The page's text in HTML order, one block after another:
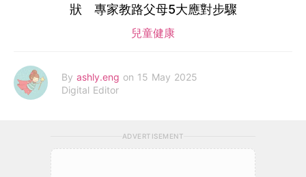
狀 專家教路父母5大應對步驟
兒童健康
By ashly.eng on 15 May 2025
Digital Editor
ADVERTISEMENT